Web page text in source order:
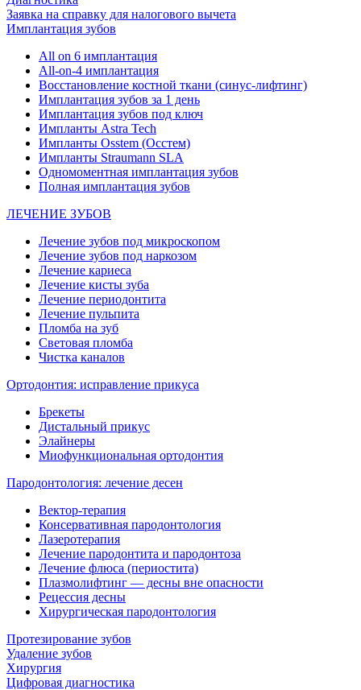
Заявка на справку для налогового вычета
Имплантация зубов
All on 6 имплантация
All-on-4 имплантация
Восстановление костной ткани (синус-лифтинг)
Имплантация зубов за 1 день
Имплантация зубов под ключ
Импланты Astra Tech
Импланты Osstem (Осстем)
Импланты Straumann SLA
Одномоментная имплантация зубов
Полная имплантация зубов
ЛЕЧЕНИЕ ЗУБОВ
Лечение зубов под микроскопом
Лечение зубов под наркозом
Лечение кариеса
Лечение кисты зуба
Лечение периодонтита
Лечение пульпита
Пломба на зуб
Световая пломба
Чистка каналов
Ортодонтия: исправление прикуса
Брекеты
Дистальный прикус
Элайнеры
Миофункциональная ортодонтия
Пародонтология: лечение десен
Вектор-терапия
Консервативная пародонтология
Лазеротерапия
Лечение пародонтита и пародонтоза
Лечение флюса (периостита)
Плазмолифтинг — десны вне опасности
Рецессия десны
Хирургическая пародонтология
Протезирование зубов
Удаление зубов
Хирургия
Цифровая диагностика